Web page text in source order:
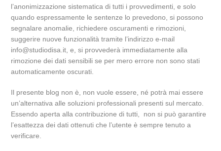
l’anonimizzazione sistematica di tutti i provvedimenti, e solo
quando espressamente le sentenze lo prevedono, si possono
segnalare anomalie, richiedere oscuramenti e rimozioni,
suggerire nuove funzionalità tramite l’indirizzo e-mail
info@studiodisa.it, e, si provvederà immediatamente alla
rimozione dei dati sensibili se per mero errore non sono stati
automaticamente oscurati.
Il presente blog non è, non vuole essere, né potrà mai essere
un’alternativa alle soluzioni professionali presenti sul mercato.
Essendo aperta alla contribuzione di tutti, non si può garantire
l’esattezza dei dati ottenuti che l’utente è sempre tenuto a
verificare.